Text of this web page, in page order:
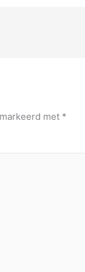
met *